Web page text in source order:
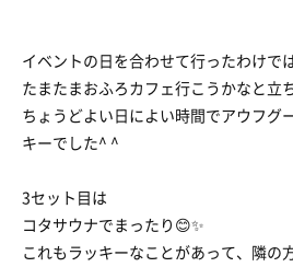
イベントの日を合わせて行ったわけで
たまたまおふろカフェ行こうかなと立
ちょうどよい日によい時間でアウフグ
キーでした^ ^
3セット目は
コタサウナでまったり😊✨
これもラッキーなことがあって、隣の